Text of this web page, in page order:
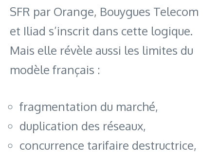
SFR par Orange, Bouygues Telecom
et Iliad s’inscrit dans cette logique.
Mais elle révèle aussi les limites du
modèle français :
fragmentation du marché,
duplication des réseaux,
concurrence tarifaire destructrice,